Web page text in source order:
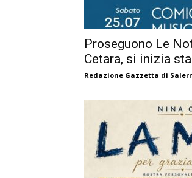
Proseguono Le
Cetara, si inizia
Redazione Gazzetta di